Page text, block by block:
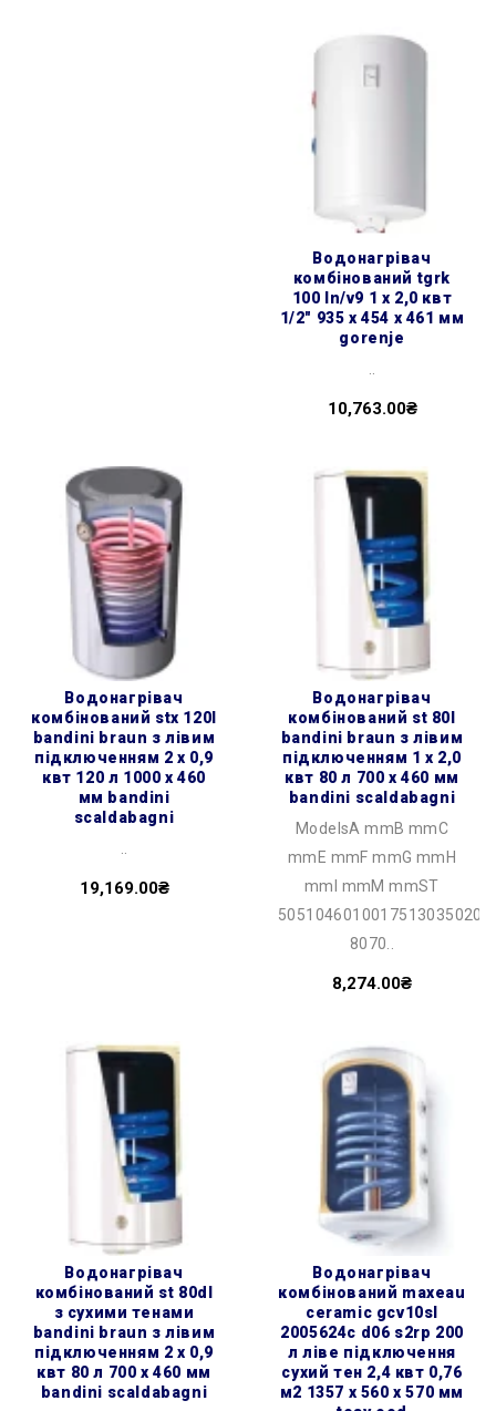
водонагрівач
комбінований tgrk
100 ln/v9 1 х 2,0 квт
1/2″ 935 x 454 x 461 мм
gorenje
10,763.00₴
водонагрівач
комбінований stx 120l
bandini braun з лівим
підключенням 2 х 0,9
квт 120 л 1000 x 460
мм bandini
scaldabagni
19,169.00₴
водонагрівач
комбінований st 80l
bandini braun з лівим
підключенням 1 х 2,0
квт 80 л 700 x 460 мм
bandini scaldabagni
ModelsA mmB mmC
mmE mmF mmG mmH
mmI mmM mmST
8070..
8,274.00₴
водонагрівач
комбінований st 80dl
з сухими тенами
bandini braun з лівим
підключенням 2 х 0,9
квт 80 л 700 x 460 мм
bandini scaldabagni
водонагрівач
комбінований maxeau
ceramic gcv10sl
2005624c d06 s2rp 200
л ліве підключення
сухий тен 2,4 квт 0,76
м2 1357 x 560 x 570 мм